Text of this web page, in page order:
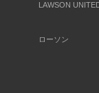
LAWSON
ローソン